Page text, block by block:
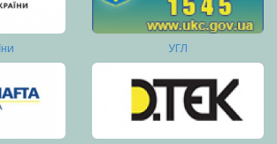
УГЛ